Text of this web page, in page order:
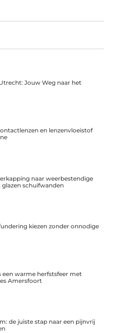
Jouw Weg naar het
en lenzenvloeistof
naar weerbestendige
glazen schuifwanden
kiezen zonder onnodige
een warme herfstsfeer met
Amersfoort
de juiste stap naar een pijnvrij